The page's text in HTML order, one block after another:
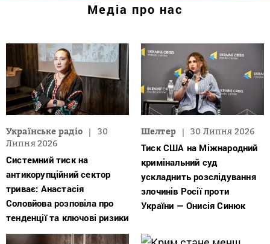
Медіа про нас
Українське радіо
30
Липня 2026
Системний тиск на
антикорупційний сектор
триває: Анастасія
Соловйова розповіла про
тенденції та ключові ризики
Шелтер 30 Липня 2026
Тиск США на Міжнародний
кримінальний суд
ускладнить розслідування
злочинів Росії проти
України — Онисія Синюк